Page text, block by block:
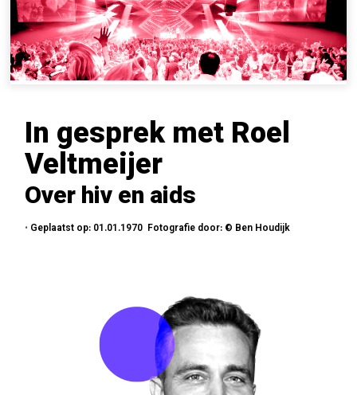
In gesprek met Roel
Veltmeijer
Over hiv en aids
• Geplaatst op: 01.01.1970 Fotografie door: © Ben Houdijk